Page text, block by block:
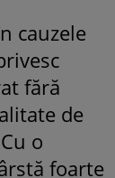
cauzele
fără
de
o
foarte